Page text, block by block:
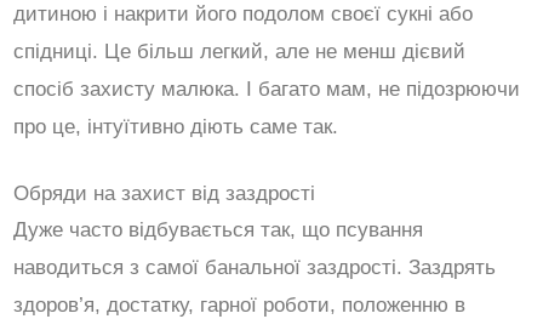
дитиною і накрити його подолом своєї сукні або
спідниці. Це більш легкий, але не менш дієвий
спосіб захисту малюка. І багато мам, не підозрюючи
про це, інтуїтивно діють саме так.
Обряди на захист від заздрості
Дуже часто відбувається так, що псування
наводиться з самої банальної заздрості. Заздрять
здоров’я, достатку, гарної роботи, положенню в